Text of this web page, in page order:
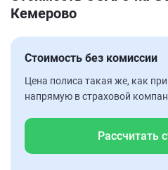
Кемерово
Стоимость без комиссии
Цена полиса такая же, как
напрямую в страховой
Рассчитать